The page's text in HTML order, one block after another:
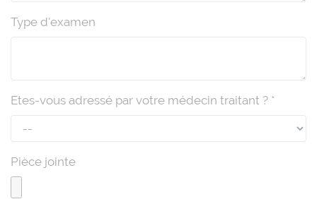
Type d'examen
Etes-vous adressé par votre médecin traitant ? *
Pièce jointe